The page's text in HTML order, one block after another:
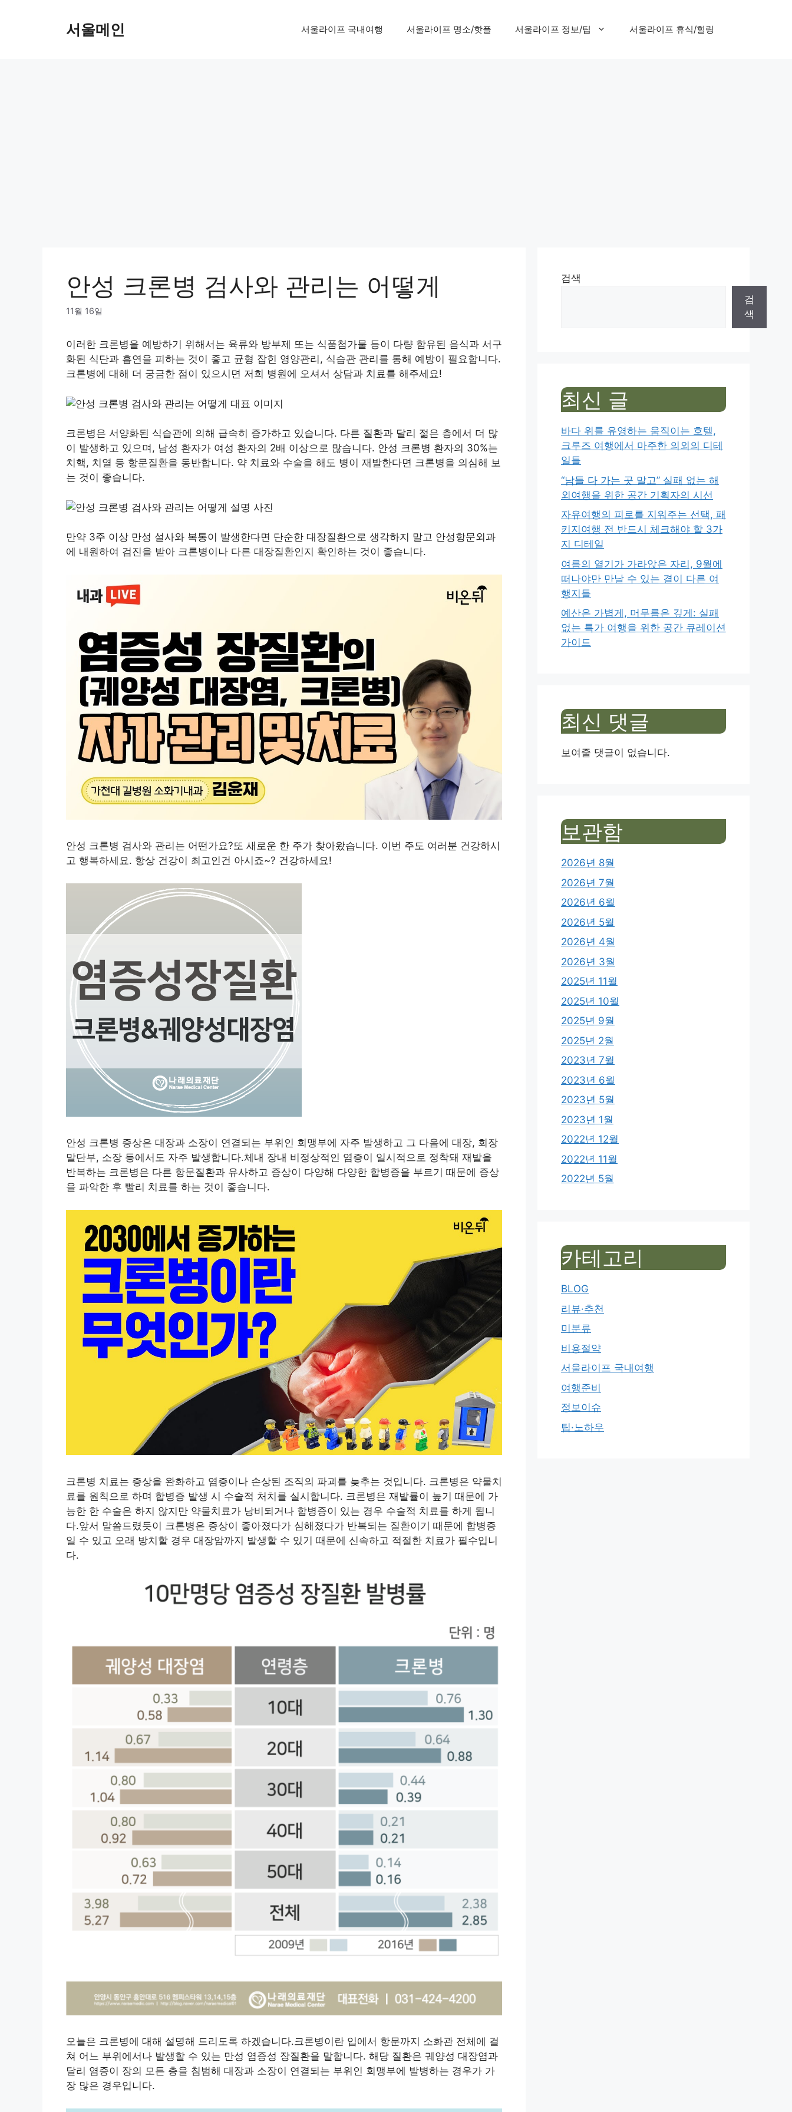
서울메인 서울라이프 국내여행 서울라이프 명소/핫플 서울라이프 정보/팁 서울라이프 휴식/힐링
안성 크론병 검사와 관리는 어떻게
11월 16일
이러한 크론병을 예방하기 위해서는 육류와 방부제 또는 식품첨가물 등이 다량 함유된 음식과 서구
화된 식단과 흡연을 피하는 것이 좋고 균형 잡힌 영양관리, 식습관 관리를 통해 예방이 필요합니다.
크론병에 대해 더 궁금한 점이 있으시면 저희 병원에 오셔서 상담과 치료를 해주세요!
크론병은 서양화된 식습관에 의해 급속히 증가하고 있습니다. 다른 질환과 달리 젊은 층에서 더 많
이 발생하고 있으며, 남성 환자가 여성 환자의 2배 이상으로 많습니다. 안성 크론병 환자의 30%는
치핵, 치열 등 항문질환을 동반합니다. 약 치료와 수술을 해도 병이 재발한다면 크론병을 의심해 보
는 것이 좋습니다.
만약 3주 이상 만성 설사와 복통이 발생한다면 단순한 대장질환으로 생각하지 말고 안성항문외과
에 내원하여 검진을 받아 크론병이나 다른 대장질환인지 확인하는 것이 좋습니다.
안성 크론병 검사와 관리는 어떤가요?또 새로운 한 주가 찾아왔습니다. 이번 주도 여러분 건강하시
고 행복하세요. 항상 건강이 최고인건 아시죠~? 건강하세요!
안성 크론병 증상은 대장과 소장이 연결되는 부위인 회맹부에 자주 발생하고 그 다음에 대장, 회장
말단부, 소장 등에서도 자주 발생합니다.체내 장내 비정상적인 염증이 일시적으로 정착돼 재발을
반복하는 크론병은 다른 항문질환과 유사하고 증상이 다양해 다양한 합병증을 부르기 때문에 증상
을 파악한 후 빨리 치료를 하는 것이 좋습니다.
크론병 치료는 증상을 완화하고 염증이나 손상된 조직의 파괴를 늦추는 것입니다. 크론병은 약물치
료를 원칙으로 하며 합병증 발생 시 수술적 처치를 실시합니다. 크론병은 재발률이 높기 때문에 가
능한 한 수술은 하지 않지만 약물치료가 낭비되거나 합병증이 있는 경우 수술적 치료를 하게 됩니
다.앞서 말씀드렸듯이 크론병은 증상이 좋아졌다가 심해졌다가 반복되는 질환이기 때문에 합병증
일 수 있고 오래 방치할 경우 대장암까지 발생할 수 있기 때문에 신속하고 적절한 치료가 필수입니
다.
오늘은 크론병에 대해 설명해 드리도록 하겠습니다.크론병이란 입에서 항문까지 소화관 전체에 걸
쳐 어느 부위에서나 발생할 수 있는 만성 염증성 장질환을 말합니다. 해당 질환은 궤양성 대장염과
달리 염증이 장의 모든 층을 침범해 대장과 소장이 연결되는 부위인 회맹부에 발병하는 경우가 가
장 많은 경우입니다.
검색
검
색
최신 글
바다 위를 유영하는 움직이는 호텔,
크루즈 여행에서 마주한 의외의 디테
일들
“남들 다 가는 곳 말고” 실패 없는 해
외여행을 위한 공간 기획자의 시선
자유여행의 피로를 지워주는 선택, 패
키지여행 전 반드시 체크해야 할 3가
지 디테일
여름의 열기가 가라앉은 자리, 9월에
떠나야만 만날 수 있는 결이 다른 여
행지들
예산은 가볍게, 머무름은 깊게: 실패
없는 특가 여행을 위한 공간 큐레이션
가이드
최신 댓글
보여줄 댓글이 없습니다.
보관함
2026년 8월
2026년 7월
2026년 6월
2026년 5월
2026년 4월
2026년 3월
2025년 11월
2025년 10월
2025년 9월
2025년 2월
2023년 7월
2023년 6월
2023년 5월
2023년 1월
2022년 12월
2022년 11월
2022년 5월
카테고리
BLOG
리뷰·추천
미분류
비용절약
서울라이프 국내여행
여행준비
정보이슈
팁·노하우